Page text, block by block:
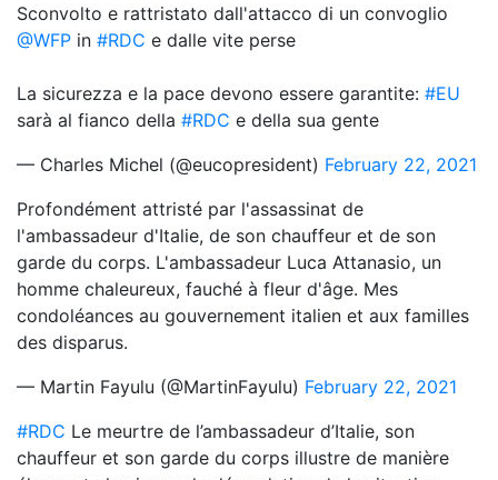
Sconvolto e rattristato dall'attacco di un convoglio
@WFP in #RDC e dalle vite perse
La sicurezza e la pace devono essere garantite: #EU
sarà al fianco della #RDC e della sua gente
— Charles Michel (@eucopresident) February 22, 2021
Profondément attristé par l'assassinat de
l'ambassadeur d'Italie, de son chauffeur et de son
garde du corps. L'ambassadeur Luca Attanasio, un
homme chaleureux, fauché à fleur d'âge. Mes
condoléances au gouvernement italien et aux familles
des disparus.
— Martin Fayulu (@MartinFayulu) February 22, 2021
#RDC Le meurtre de l’ambassadeur d’Italie, son
chauffeur et son garde du corps illustre de manière